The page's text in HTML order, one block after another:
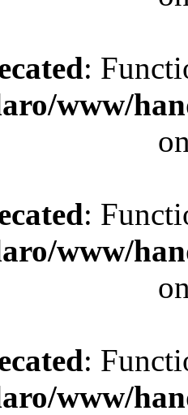
:
www/
:
www/
:
www/